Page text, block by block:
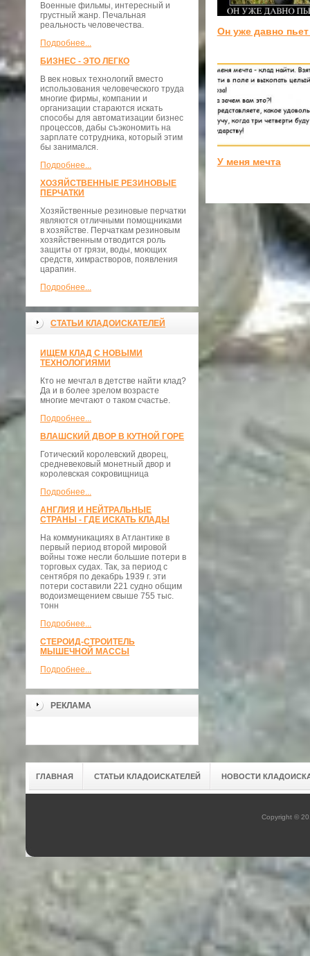
Военные фильмы, интересный и
грустный жанр. Печальная
реальность человечества.
Подробнее...
БИЗНЕС - ЭТО ЛЕГКО
В век новых технологий вместо
использования человеческого труда
многие фирмы, компании и
организации стараются искать
способы для автоматизации бизнес
процессов, дабы съэкономить на
зарплате сотрудника, который этим
бы занимался.
Подробнее...
ХОЗЯЙСТВЕННЫЕ РЕЗИНОВЫЕ
ПЕРЧАТКИ
Хозяйственные резиновые перчатки
являются отличными помощниками
в хозяйстве. Перчаткам резиновым
хозяйственным отводится роль
защиты от грязи, воды, моющих
средств, химрастворов, появления
царапин.
Подробнее...
СТАТЬИ КЛАДОИСКАТЕЛЕЙ
ИЩЕМ КЛАД С НОВЫМИ
ТЕХНОЛОГИЯМИ
Кто не мечтал в детстве найти клад?
Да и в более зрелом возрасте
многие мечтают о таком счастье.
Подробнее...
ВЛАШСКИЙ ДВОР В КУТНОЙ ГОРЕ
Готический королевский дворец,
средневековый монетный двор и
королевская сокровищница
Подробнее...
АНГЛИЯ И НЕЙТРАЛЬНЫЕ
СТРАНЫ - ГДЕ ИСКАТЬ КЛАДЫ
На коммуникациях в Атлантике в
первый период второй мировой
войны тоже несли большие потери в
торговых судах. Так, за период с
сентября по декабрь 1939 г. эти
потери составили 221 судно общим
водоизмещением свыше 755 тыс.
тонн
Подробнее...
СТЕРОИД-СТРОИТЕЛЬ
МЫШЕЧНОЙ МАССЫ
Подробнее...
РЕКЛАМА
Он уже давно
У меня мечта
ГЛАВНАЯ СТАТЬИ КЛАДОИСКАТЕЛЕЙ НОВОСТИ
Copyright ©